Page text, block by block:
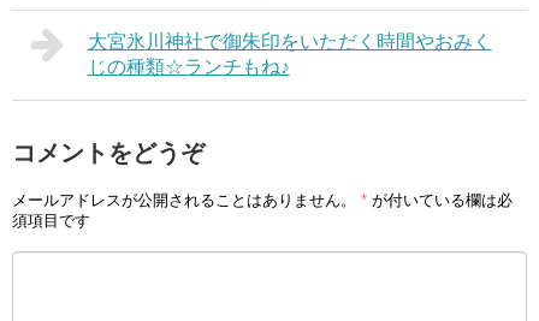
大宮氷川神社で御朱印をいただく時間やおみく
じの種類☆ランチもね♪
コメントをどうぞ
メールアドレスが公開されることはありません。 * が付いている欄は必
須項目です